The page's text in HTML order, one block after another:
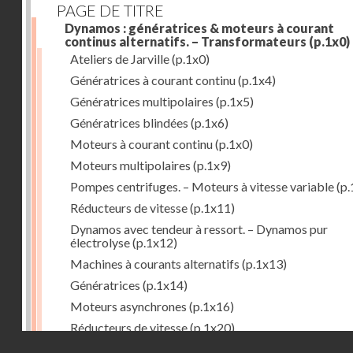
PAGE DE TITRE
Dynamos : génératrices & moteurs à courant
continus alternatifs. – Transformateurs (p.1x0)
Ateliers de Jarville(p.1x0)
Génératrices à courant continu(p.1x4)
Génératrices multipolaires (p.1x5)
Génératrices blindées (p.1x6)
Moteurs à courant continu(p.1x0)
Moteurs multipolaires (p.1x9)
Pompes centrifuges. – Moteurs à vitesse variable
Réducteurs de vitesse(p.1x11)
Dynamos avec tendeur à ressort. – Dynamos pur
électrolyse(p.1x12)
Machines à courants alternatifs (p.1x13)
Génératrices (p.1x14)
Moteurs asynchrones (p.1x16)
Réducteurs de vitesse(p.1x20)